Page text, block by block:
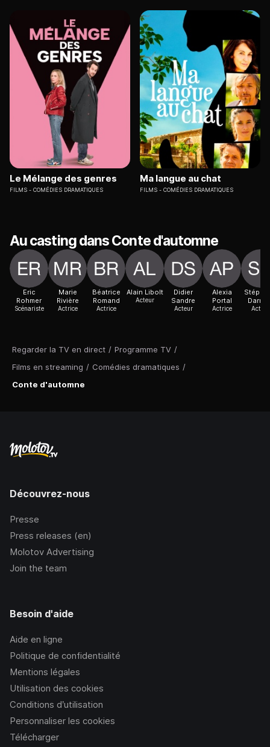
Regarder la TV en direct / Programme TV /
Films en streaming / Comédies dramatiques /
Conte d'automne
Le Mélange des genres
FILMS COMÉDIES DRAMATIQUES
Ma langue au chat
FILMS COMÉDIES DRAMATIQUES
Au casting dans Conte d'automne
Eric
Rohmer
Scénariste
Marie
Rivière
Actrice
Béatrice
Romand
Actrice
Alain Libolt
Acteur
Didier
Sandre
Acteur
Alexia
Portal
Actrice Acteur
Découvrez-nous
Presse
Press releases (en)
Molotov Advertising
Join the team
Besoin d'aide
Aide en ligne
Politique de confidentialité
Mentions légales
Utilisation des cookies
Conditions d’utilisation
Personnaliser les cookies
Télécharger